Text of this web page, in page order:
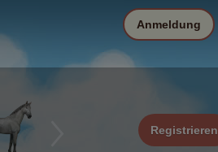
Registrieren
Anmeldung